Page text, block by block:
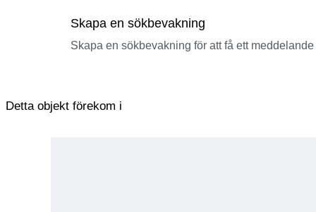
Skapa en sökbevakning
Skapa en sökbevakning för att få ett
Detta objekt förekom i